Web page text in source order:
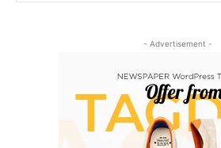
- Advertisement -